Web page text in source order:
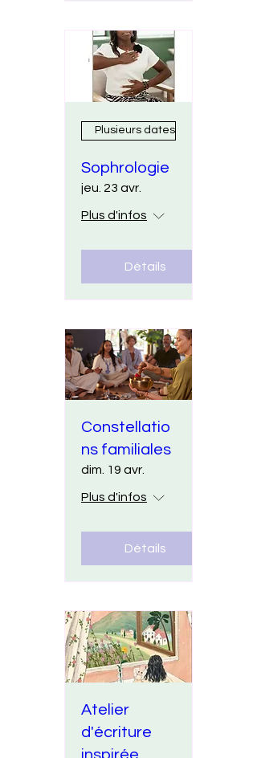
Plusieurs dates
Sophrologie
jeu. 23 avr.
Plus d'infos
Détails
Constellatio
ns familiales
dim. 19 avr.
Plus d'infos
Détails
Atelier
d'écriture